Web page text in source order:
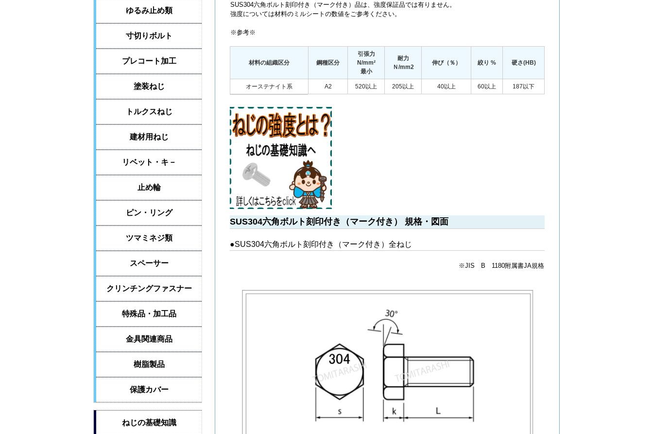
SUS304六角ボルト刻印付き（マーク付き）品は、強度保証品では有りません。
強度については材料のミルシートの数値をご参考ください。
※参考※
材料の組織区分 鋼種区分
引張力
N/mm²
最小
耐力
Ｎ/mm2
伸び（％） 絞り % 硬さ(HB)
オーステナイト系 A2 520以上 205以上 40以上 60以上 187以下
SUS304六角ボルト刻印付き（マーク付き） 規格・図面
●SUS304六角ボルト刻印付き（マーク付き）全ねじ
※JIS B 1180附属書JA規格
ゆるみ止め類
寸切りボルト
プレコート加工
塗装ねじ
トルクスねじ
建材用ねじ
リベット・キ－
止め輪
ピン・リング
ツマミネジ類
スペーサー
クリンチングファスナー
特殊品・加工品
金具関連商品
樹脂製品
保護カバー
ねじの基礎知識